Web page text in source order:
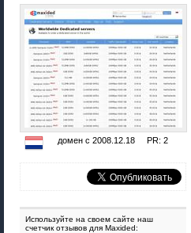
домен с 2008.12.18 PR: 2
Используйте на своем сайте наш
счетчик отзывов для Maxided: